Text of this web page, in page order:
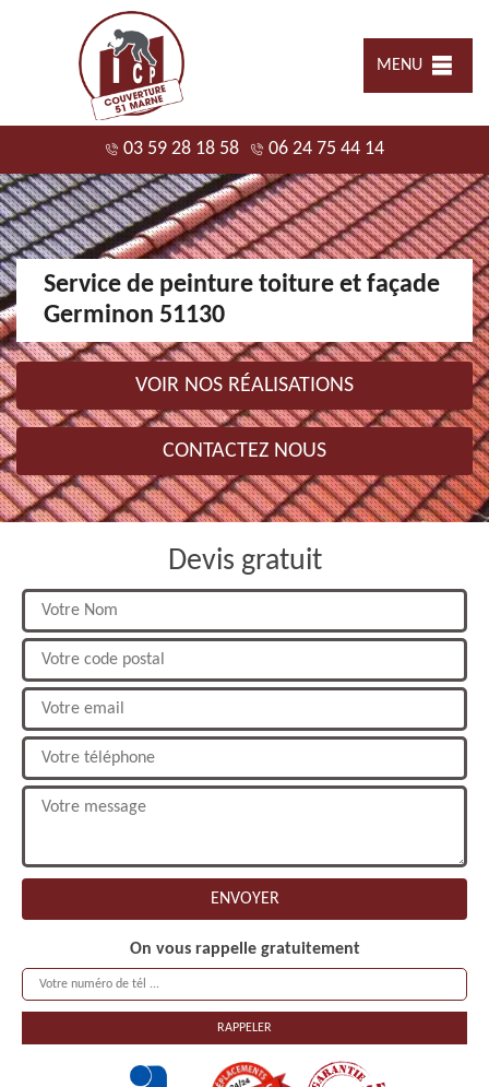
MENU
03 59 28 18 58 06 24 75 44 14
Service de peinture toiture et façade
Germinon 51130
VOIR NOS RÉALISATIONS
CONTACTEZ NOUS
Devis gratuit
On vous rappelle gratuitement